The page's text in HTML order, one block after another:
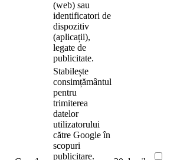
(web) sau
identificatori de
dispozitiv
(aplicații),
legate de
publicitate.
Stabilește
consimțământul
pentru
trimiterea
datelor
utilizatorului
către Google în
scopuri
publicitare.